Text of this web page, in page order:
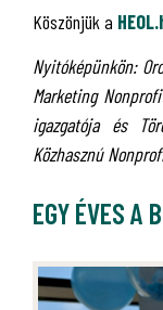
Köszönjük a
Nyitóképünkön:
Marketing
igazgatója és
Közhasznú
EGY ÉVES A